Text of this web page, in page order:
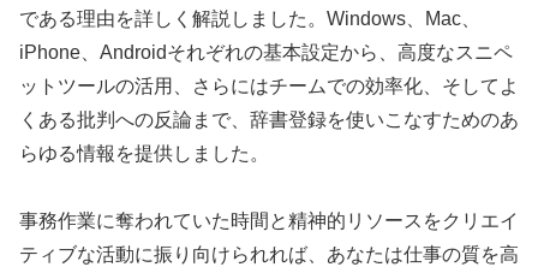
である理由を詳しく解説しました。Windows、Mac、
iPhone、Androidそれぞれの基本設定から、高度なスニペ
ットツールの活用、さらにはチームでの効率化、そしてよ
くある批判への反論まで、辞書登録を使いこなすためのあ
らゆる情報を提供しました。
事務作業に奪われていた時間と精神的リソースをクリエイ
ティブな活動に振り向けられれば、あなたは仕事の質を高